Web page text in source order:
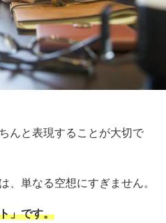
んと表現することが大切で
、単なる空想にすぎません。
」です。